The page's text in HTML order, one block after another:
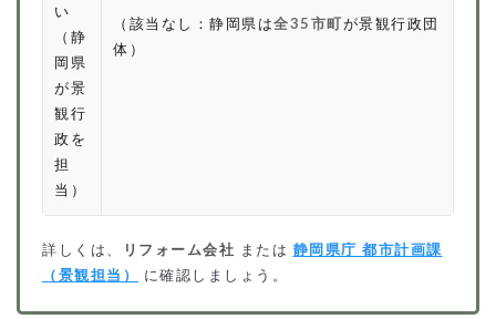
い
（静
岡県
が景
観行
政を
担
当）
（該当なし：静岡県は全35市町 が景観行政団
体）
詳しくは、 リフォーム会社 または 静岡県庁 都市計画課
（景観担当）
に確認しましょう。